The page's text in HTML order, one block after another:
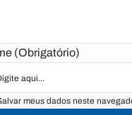
(Obrigatório)
meus dados neste